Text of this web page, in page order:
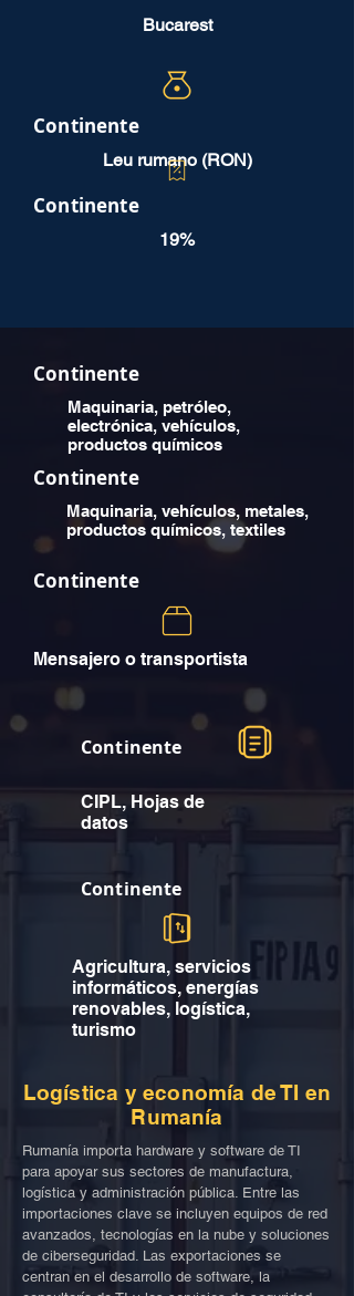
Bucarest
Continente
Leu rumano (RON)
Continente
19%
Continente
Maquinaria, petróleo,
electrónica, vehículos,
productos químicos
Continente
Maquinaria, vehículos, metales,
productos químicos, textiles
Continente
Mensajero o transportista
Continente
CIPL, Hojas de
datos
Continente
Agricultura, servicios
informáticos, energías
renovables, logística,
turismo
Logística y economía de TI en
Rumanía
Rumanía importa hardware y software de TI
para apoyar sus sectores de manufactura,
logística y administración pública. Entre las
importaciones clave se incluyen equipos de red
avanzados, tecnologías en la nube y soluciones
de ciberseguridad. Las exportaciones se
centran en el desarrollo de software, la